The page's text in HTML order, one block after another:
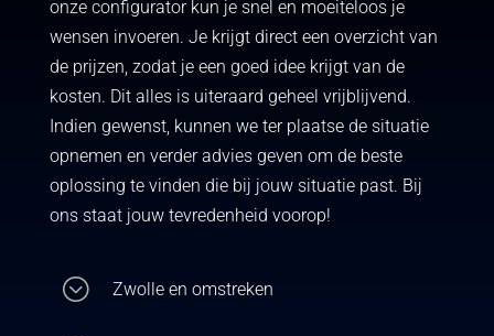
onze configurator kun je snel en moeiteloos je
wensen invoeren. Je krijgt direct een overzicht van
de prijzen, zodat je een goed idee krijgt van de
kosten. Dit alles is uiteraard geheel vrijblijvend.
Indien gewenst, kunnen we ter plaatse de situatie
opnemen en verder advies geven om de beste
oplossing te vinden die bij jouw situatie past. Bij
ons staat jouw tevredenheid voorop!
; Zwolle en omstreken